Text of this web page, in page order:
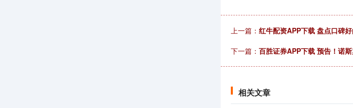
上一篇： 红牛配资APP下载 盘点口碑
下一篇： 百胜证券APP下载 预告！诺
相关文章